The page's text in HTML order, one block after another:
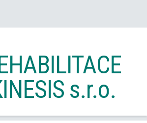
s.r.o.